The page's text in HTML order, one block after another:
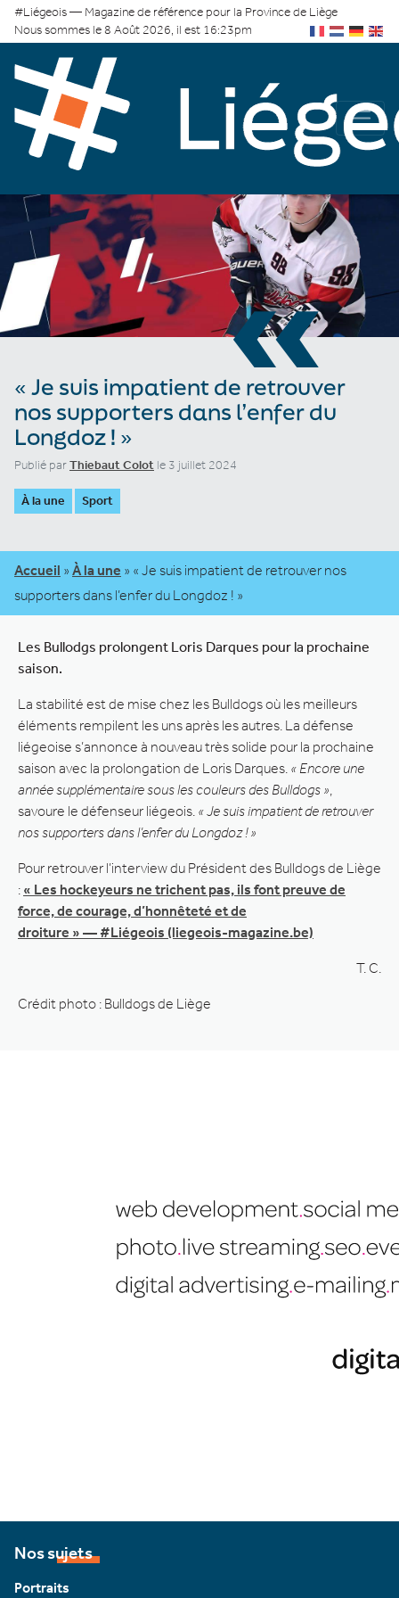
#Liégeois — Magazine de référence pour la Province de Liège
Nous sommes le 8 Août 2026, il est 16:23pm
«
« Je suis impatient de retrouver
nos supporters dans l’enfer du
Longdoz ! »
Publié parThiebaut Colot le 3 juillet 2024
À la une Sport
Accueil » À la une » « Je suis impatient de retrouver nos
supporters dans l’enfer du Longdoz ! »
Les Bullodgs prolongent Loris Darques pour la prochaine
saison.
La stabilité est de mise chez les Bulldogs où les meilleurs
éléments rempilent les uns après les autres. La défense
liégeoise s’annonce à nouveau très solide pour la prochaine
saison avec la prolongation de Loris Darques. « Encore une
année supplémentaire sous les couleurs des Bulldogs »
savoure le défenseur liégeois. « Je suis impatient de retrouver
nos supporters dans l’enfer du Longdoz ! »
Pour retrouver l’interview du Président des Bulldogs de Liège
: « Les hockeyeurs ne trichent pas, ils font preuve de
force, de courage, d’honnêteté et de
droiture » — #Liégeois (liegeois-magazine.be)
T. C.
Crédit photo : Bulldogs de Liège
Nos sujets
Portraits